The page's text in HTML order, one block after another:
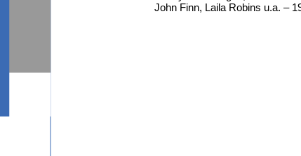
John Finn, Laila Robins u.a. –